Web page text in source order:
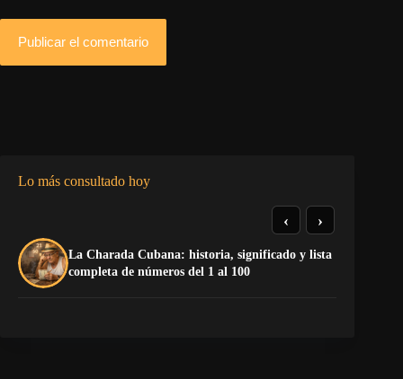
Publicar el comentario
Lo más consultado hoy
La Charada Cubana: historia, significado y lista
completa de números del 1 al 100
‹ ›